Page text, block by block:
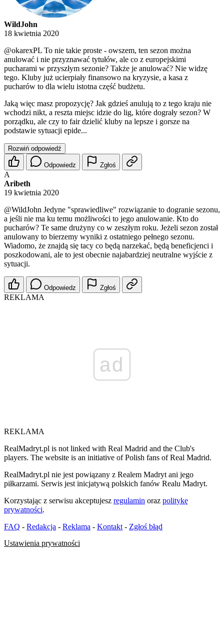
WildJohn
18 kwietnia 2020
@okarexPL To nie takie proste - owszem, ten sezon można
anulować i nie przyznawać tytułów, ale co z europejskimi
pucharami w przyszłym sezonie? Także je anulować? Nie widzę
tego. Kluby już ucierpiały finansowo na kryzysie, a kasa z
pucharów to dla wielu istotna część budżetu.
Jaką więc masz propozycję? Jak gdzieś anulują to z tego kraju nie
wchodzi nikt, a reszta miejsc idzie do lig, które dograły sezon? W
porządku, ale czy to fair dzielić kluby na lepsze i gorsze na
podstawie sytuacji epide...
Rozwiń odpowiedź
Odpowiedz Zgłoś
A
Aribeth
19 kwietnia 2020
@WildJohn Jedyne "sprawiedliwe" rozwiązanie to dogranie sezonu,
a jeśli nie ma ku temu możliwości to jego anulowanie. Kto do
pucharów? Te same drużyny co w zeszłym roku. Jeżeli sezon został
anulowany to bierzemy wyniki z ostatniego pełnego sezonu.
Wiadomo, że znajdą się tacy co będą narzekać, będą beneficjenci i
poszkodowani, ale to jest obecnie najabardziej neutralne wyjście z
sytuacji.
Odpowiedz Zgłoś
REKLAMA
ad
REKLAMA
RealMadryt.pl is not linked with Real Madrid and the Club's
players. The website is an initiative of Polish fans of Real Madrid.
RealMadryt.pl nie jest powiązany z Realem Madryt ani jego
piłkarzami. Serwis jest inicjatywą polskich fanów Realu Madryt.
Korzystając z serwisu akceptujesz regulamin oraz politykę
prywatności.
FAQ - Redakcja - Reklama - Kontakt - Zgłoś błąd
Ustawienia prywatności